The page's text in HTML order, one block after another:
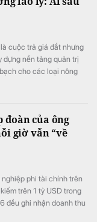
là cuộc trả giá đắt nhưng
dựng nền tảng quản trị
cho các loại nông
đoàn của ông
giờ vẫn “về
phi tài chính trên
trên 1 tỷ USD trong
đều ghi nhận doanh thu